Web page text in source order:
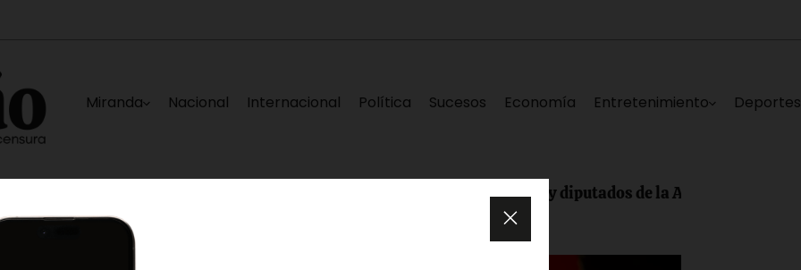
Miranda Nacional Internacional Política Sucesos Economía Entretenimiento Deportes
Elías Sayegh, Darwin González, Edgar Laya y diputados de la AN lanzan «Repensando